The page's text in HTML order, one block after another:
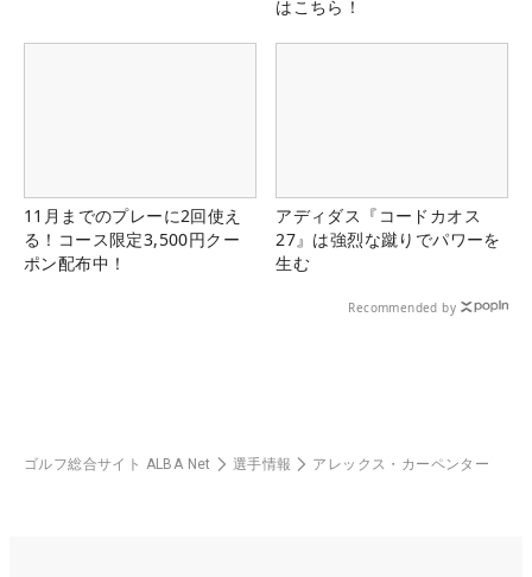
はこちら！
11月までのプレーに2回使え
る！コース限定3,500円クー
ポン配布中！
アディダス『コードカオス
27』は強烈な蹴りでパワーを
生む
Recommended by
ゴルフ総合サイト ALBA Net 選手情報 アレックス・カーペンター